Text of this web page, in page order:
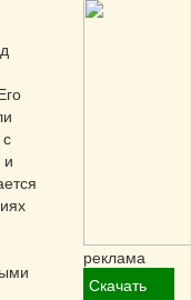
и
реклама
Скачать